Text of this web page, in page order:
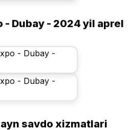
- Dubay - 2024 yil aprel
savdo xizmatlari